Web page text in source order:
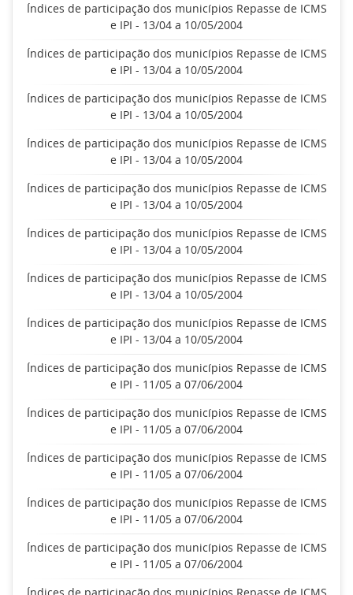
Índices de participação dos municípios Repasse de ICMS
e IPI - 13/04 a 10/05/2004
Índices de participação dos municípios Repasse de ICMS
e IPI - 13/04 a 10/05/2004
Índices de participação dos municípios Repasse de ICMS
e IPI - 13/04 a 10/05/2004
Índices de participação dos municípios Repasse de ICMS
e IPI - 13/04 a 10/05/2004
Índices de participação dos municípios Repasse de ICMS
e IPI - 13/04 a 10/05/2004
Índices de participação dos municípios Repasse de ICMS
e IPI - 13/04 a 10/05/2004
Índices de participação dos municípios Repasse de ICMS
e IPI - 13/04 a 10/05/2004
Índices de participação dos municípios Repasse de ICMS
e IPI - 13/04 a 10/05/2004
Índices de participação dos municípios Repasse de ICMS
e IPI - 11/05 a 07/06/2004
Índices de participação dos municípios Repasse de ICMS
e IPI - 11/05 a 07/06/2004
Índices de participação dos municípios Repasse de ICMS
e IPI - 11/05 a 07/06/2004
Índices de participação dos municípios Repasse de ICMS
e IPI - 11/05 a 07/06/2004
Índices de participação dos municípios Repasse de ICMS
e IPI - 11/05 a 07/06/2004